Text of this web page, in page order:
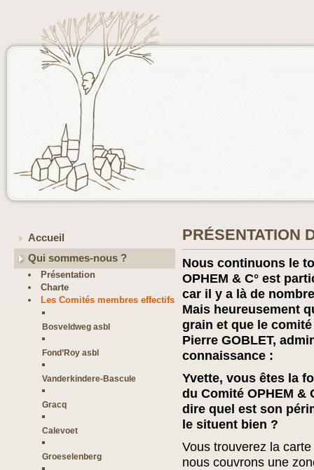
Accueil
Qui sommes-nous ?
Présentation
Charte
Les Comités membres effectifs
Bosveldweg asbl
Fond’Roy asbl
Vanderkindere-Bascule
Gracq
Calevoet
Groeselenberg
PRÉSENTATION
Nous continuons le
OPHEM & C° est
car il y a là de
Mais heureusement
grain et que le
Pierre GOBLET,
connaissance :
Yvette, vous êtes la
du Comité OPHEM &
dire quel est son
le situent bien ?
Vous trouverez la carte
nous couvrons une